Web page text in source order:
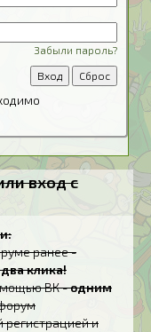
Забыли пароль?
вход с
ранее -
клика!
ВК -одним
регистрацией и